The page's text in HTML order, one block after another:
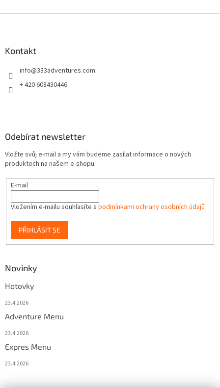
Kontakt
info@333adventures.com
+ 420 608430446
Odebírat newsletter
Vložte svůj e-mail a my vám budeme zasílat informace o nových
produktech na našem e-shopu.
E-mail
Vložením e-mailu souhlasíte s podmínkami ochrany osobních údajů
PŘIHLÁSIT SE
Novinky
Hotovky
23.4.2026
Adventure Menu
23.4.2026
Expres Menu
23.4.2026